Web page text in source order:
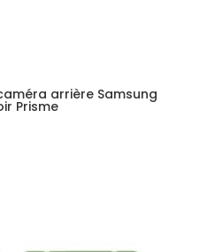
arrière Samsung
Prisme